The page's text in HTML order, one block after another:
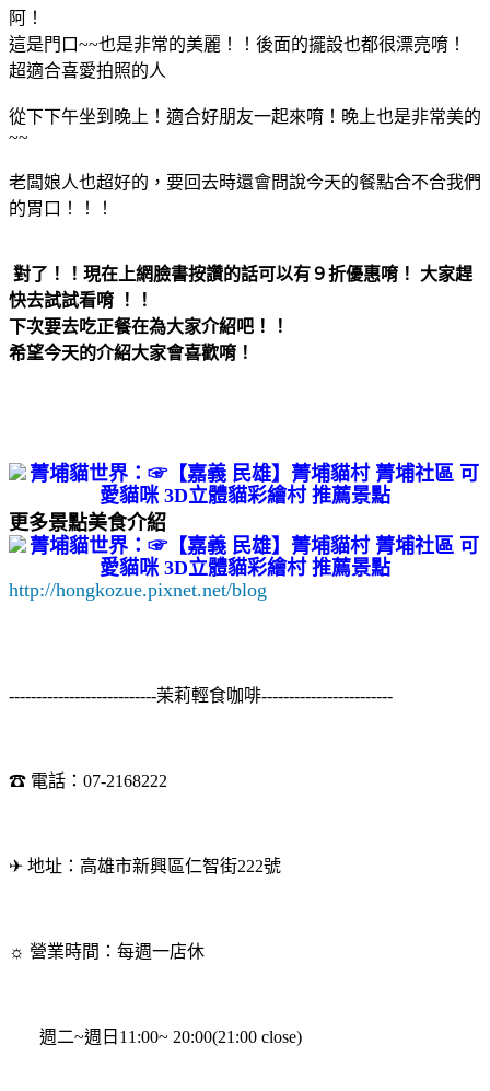
阿！
這是門口~~也是非常的美麗！！後面的擺設也都很漂亮唷！
超適合喜愛拍照的人
從下下午坐到晚上！適合好朋友一起來唷！晚上也是非常美的
~~
老闆娘人也超好的 ，要回去時還會問說今天的餐點合不合我們
的胃口！！！
對了！！現在上網臉書按讚的話可以有９折優惠唷！ 大家趕
快去試試看唷 ！！
下次要去吃正餐在為大家介紹吧！！
希望今天的介紹大家會喜歡唷！
更多景點美食介紹
http://hongkozue.pixnet.net/blog
---------------------------茉莉輕食咖啡------------------------
☎ 電話：07-2168222
✈ 地址：高雄市新興區仁智街222號
☼ 營業時間：每週一店休
週二~週日11:00~ 20:00(21:00 close)